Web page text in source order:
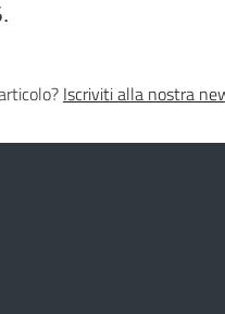
Iscriviti alla nostra